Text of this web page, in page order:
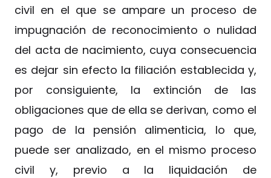
civil en el que se ampare un proceso de
impugnación de reconocimiento o nulidad
del acta de nacimiento, cuya consecuencia
es dejar sin efecto la filiación establecida y,
por consiguiente, la extinción de las
obligaciones que de ella se derivan, como el
pago de la pensión alimenticia, lo que,
puede ser analizado, en el mismo proceso
civil y, previo a la liquidación de